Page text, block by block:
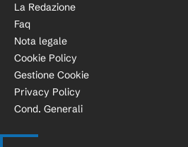
La Redazione
Faq
Nota legale
Cookie Policy
Gestione Cookie
Privacy Policy
Cond. Generali